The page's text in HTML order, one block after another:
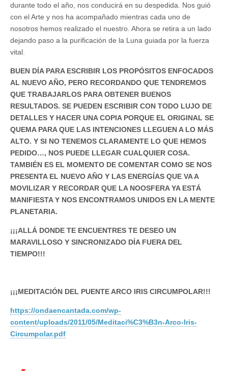
durante todo el año, nos conducirá en su despedida. Nos guió
con el Arte y nos ha acompañado mientras cada uno de
nosotros hemos realizado el nuestro. Ahora se retira a un lado
dejando paso a la purificación de la Luna guiada por la fuerza
vital.
BUEN DÍA PARA ESCRIBIR LOS PROPÓSITOS ENFOCADOS
AL NUEVO AÑO, PERO RECORDANDO QUE TENDREMOS
QUE TRABAJARLOS PARA OBTENER BUENOS
RESULTADOS. SE PUEDEN ESCRIBIR CON TODO LUJO DE
DETALLES Y HACER UNA COPIA PORQUE EL ORIGINAL SE
QUEMA PARA QUE LAS INTENCIONES LLEGUEN A LO MÁS
ALTO. Y SI NO TENEMOS CLARAMENTE LO QUE HEMOS
PEDIDO…, NOS PUEDE LLEGAR CUALQUIER COSA.
TAMBIÉN ES EL MOMENTO DE COMENTAR COMO SE NOS
PRESENTA EL NUEVO AÑO Y LAS ENERGÍAS QUE VA A
MOVILIZAR Y RECORDAR QUE LA NOOSFERA YA ESTÁ
MANIFIESTA Y NOS ENCONTRAMOS UNIDOS EN LA MENTE
PLANETARIA.
¡¡¡ALLÁ DONDE TE ENCUENTRES TE DESEO UN
MARAVILLOSO Y SINCRONIZADO DÍA FUERA DEL
TIEMPO!!!
¡¡¡MEDITACIÓN DEL PUENTE ARCO IRIS CIRCUMPOLAR!!!
https://ondaencantada.com/wp-
content/uploads/2011/05/Meditaci%C3%B3n-Arco-Iris-
Circumpolar.pdf